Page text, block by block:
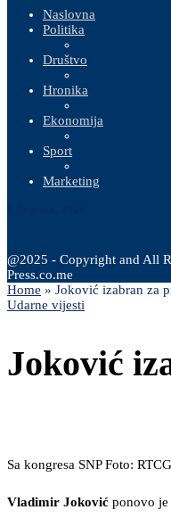
Naslovna
Politika
Društvo
Hronika
Ekonomija
Sport
Marketing
@2025 - Copyright and All
Press.co.me
Home » Joković izabran za
Udarne vijesti
Joković
Sa kongresa SNP Foto: RTCG
Vladimir Joković ponovo je